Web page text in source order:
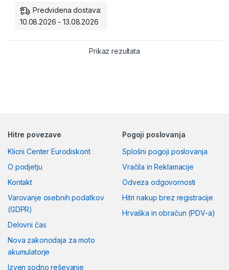
Predvidena dostava:
10.08.2026 - 13.08.2026
Prikaz rezultata
Hitre povezave
Klicni Center Eurodiskont
O podjetju
Kontakt
Varovanje osebnih podatkov
(GDPR)
Delovni čas
Nova zakonodaja za moto
akumulatorje
Izven sodno reševanje
Pogoji poslovanja
Splošni pogoji poslovanja
Vračila in Reklamacije
Odveza odgovornosti
Hitri nakup brez registracije
Hrvaška in obračun (PDV-a)